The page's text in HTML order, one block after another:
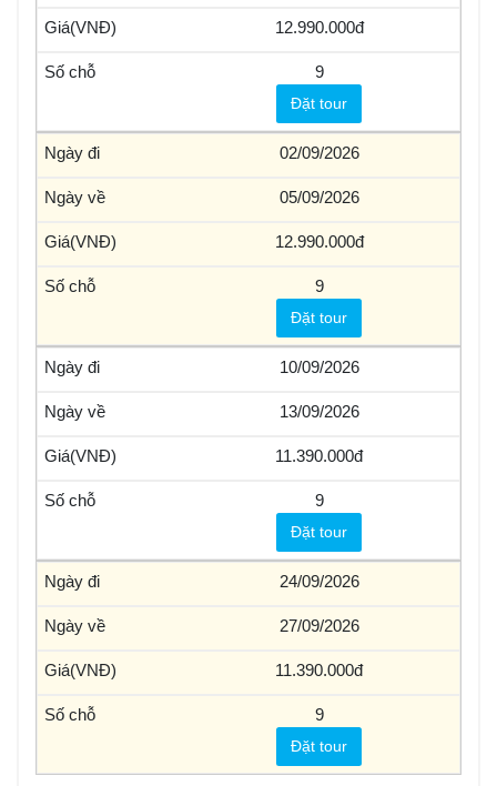
12.990.000
9
Đặt tour
02/09/2026
05/09/2026
12.990.000
9
Đặt tour
10/09/2026
13/09/2026
11.390.000
9
Đặt tour
24/09/2026
27/09/2026
11.390.000
9
Đặt tour